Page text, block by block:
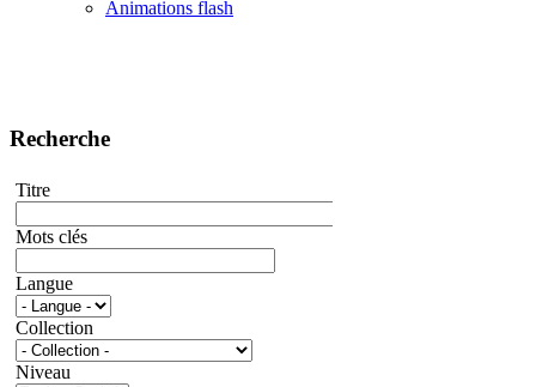
Animations flash
Recherche
Titre
Mots clés
Langue
Collection
Niveau